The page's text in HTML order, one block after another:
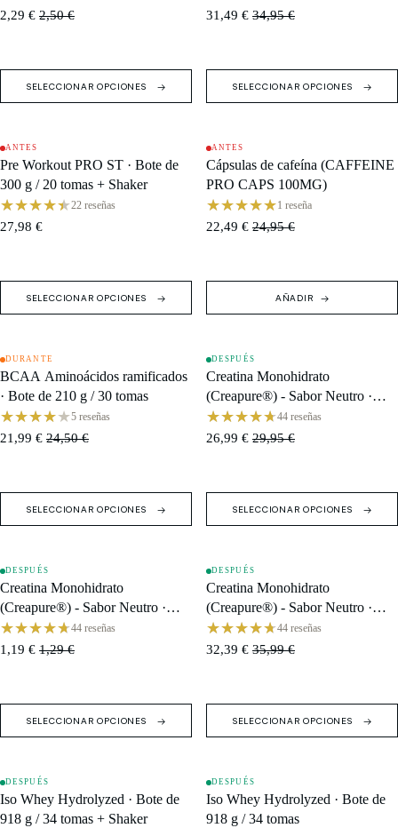
2,29 € 2,50 €
SELECCIONAR OPCIONES
31,49 € 34,95 €
SELECCIONAR OPCIONES
AGOTADO
ANTES
Pre Workout PRO ST · Bote de
300 g / 20 tomas + Shaker
22 reseñas
27,98 €
SELECCIONAR OPCIONES
OFERTA
ANTES
Cápsulas de cafeína (CAFFEINE
PRO CAPS 100MG)
1 reseña
22,49 € 24,95 €
AÑADIR
OFERTA
DURANTE
BCAA Aminoácidos ramificados
· Bote de 210 g / 30 tomas
5 reseñas
21,99 € 24,50 €
SELECCIONAR OPCIONES
OFERTA
DESPUÉS
Creatina Monohidrato
(Creapure®) - Sabor Neutro ·
Caja (24 monodosis)
44 reseñas
26,99 € 29,95 €
SELECCIONAR OPCIONES
OFERTA
DESPUÉS
Creatina Monohidrato
(Creapure®) - Sabor Neutro ·
Sobre de 5 g44 reseñas
1,19 € 1,29 €
SELECCIONAR OPCIONES
OFERTA
DESPUÉS
Creatina Monohidrato
(Creapure®) - Sabor Neutro ·
Bote de 300 g / 60 tomas
44 reseñas
32,39 € 35,99 €
SELECCIONAR OPCIONES
AGOTADO
DESPUÉS
Iso Whey Hydrolyzed · Bote de
918 g / 34 tomas + Shaker
OFERTA
DESPUÉS
Iso Whey Hydrolyzed · Bote de
918 g / 34 tomas